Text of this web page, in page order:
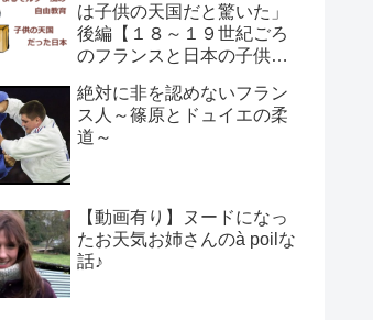
は子供の天国だと驚いた」
後編【１８～１９世紀ごろ
のフランスと日本の子供の
絶対に非を認めないフラン
ス人～篠原とドュイエの柔
道～
【動画有り】ヌードになっ
たお天気お姉さんのà poilな
話♪